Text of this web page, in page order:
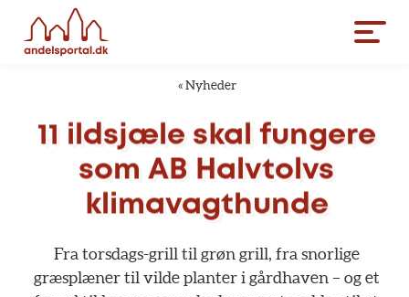
« Nyheder
11 ildsjæle skal
fungere
som AB Halvtolvs
klimavagthunde
Fra torsdags-grill til grøn grill, fra snorlige
græsplæner til vilde planter i gårdhaven – og et